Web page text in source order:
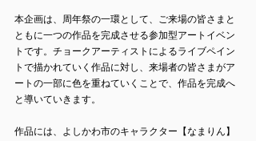
本企画は、周年祭の一環として、ご来場の皆さまと
ともに一つの作品を完成させる参加型アートイベン
トです。チョークアーティストによるライブペイン
トで描かれていく作品に対し、来場者の皆さまがア
ートの一部に色を重ねていくことで、作品を完成へ
と導いていきます。
作品には、よしかわ市のキャラクター【なまりん】